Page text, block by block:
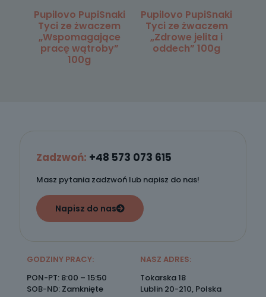
Pupilovo PupiSnaki
Tyci ze żwaczem
„Wspomagające
pracę wątroby”
100g
Pupilovo PupiSnaki
Tyci ze żwaczem
„Zdrowe jelita i
oddech” 100g
Zadzwoń: +48 573 073 615
Masz pytania zadzwoń lub napisz do nas!
Napisz do nas
GODZINY PRACY:
PON-PT: 8:00 – 15:50
SOB-ND: Zamknięte
NASZ ADRES:
Tokarska 18
Lublin 20-210, Polska